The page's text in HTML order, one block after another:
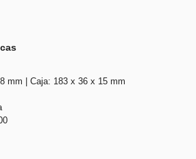
mm | Caja: 183 x 36 x 15 mm